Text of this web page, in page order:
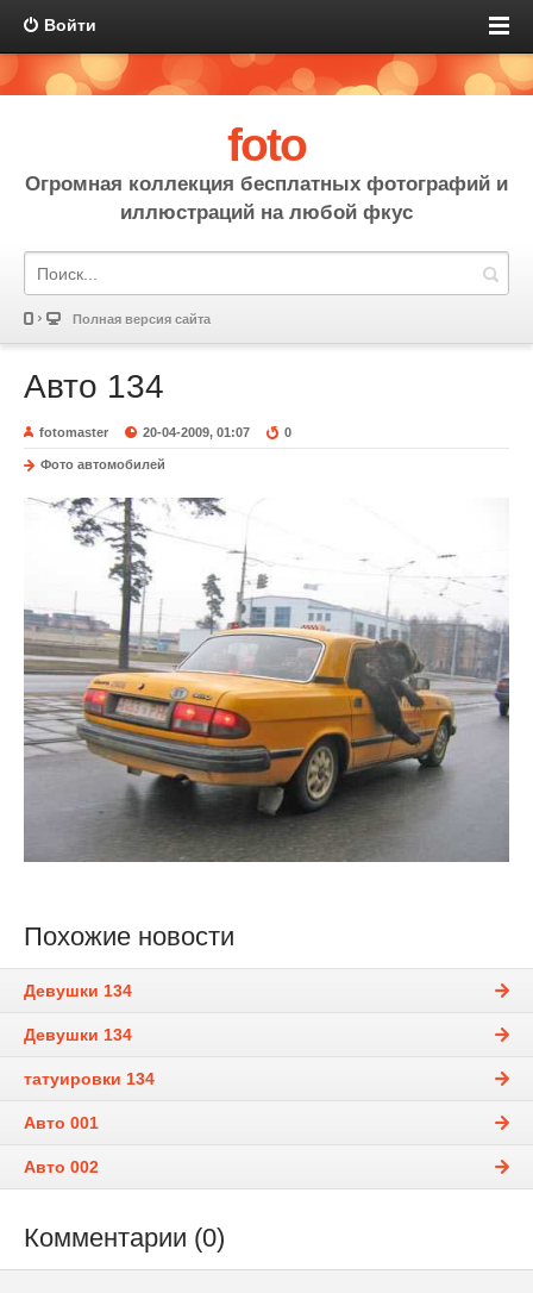
Войти
foto
Огромная коллекция бесплатных фотографий и
иллюстраций на любой фкус
Полная версия сайта
Авто 134
fotomaster 20-04-2009, 01:07 0
Фото автомобилей
Похожие новости
Девушки 134
Девушки 134
татуировки 134
Авто 001
Авто 002
Комментарии (0)